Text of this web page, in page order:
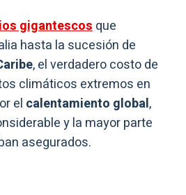
gigantescosque
hasta la sucesión de
, el verdadero costo de
climáticos extremos en
el calentamiento global,
y la mayor parte
asegurados.